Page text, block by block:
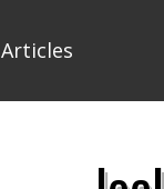
Articles